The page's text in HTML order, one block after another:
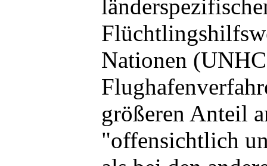
Nationen
größeren Anteil
"offensichtlich